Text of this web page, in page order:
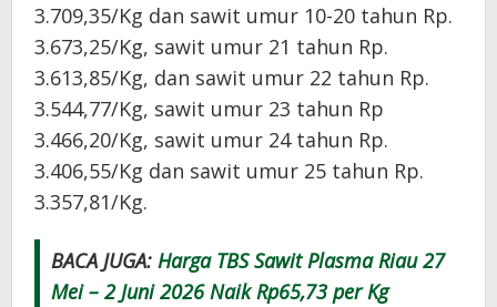
3.709,35/Kg dan sawit umur 10-20 tahun Rp.
3.673,25/Kg, sawit umur 21 tahun Rp.
3.613,85/Kg, dan sawit umur 22 tahun Rp.
3.544,77/Kg, sawit umur 23 tahun Rp
3.466,20/Kg, sawit umur 24 tahun Rp.
3.406,55/Kg dan sawit umur 25 tahun Rp.
3.357,81/Kg.
BACA JUGA: Harga TBS Sawit Plasma Riau 27
Mei – 2 Juni 2026 Naik Rp65,73 per Kg